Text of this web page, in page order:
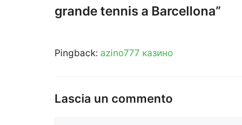
grande tennis a Barcellona”
Pingback: azino777 казино
Lascia un commento